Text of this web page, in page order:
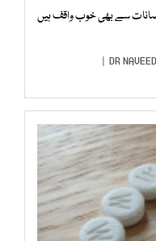
سے بھی خوب واقف ہیں
DR